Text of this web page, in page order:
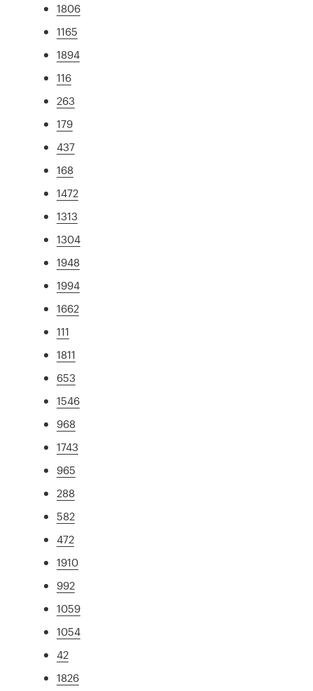
1806
1165
1894
116
263
179
437
168
1472
1313
1304
1948
1994
1662
111
1811
653
1546
968
1743
965
288
582
472
1910
992
1059
1054
42
1826